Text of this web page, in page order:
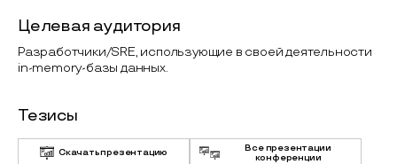
Целевая аудитория
Разработчики/SRE, использующие в своей деятельности
in-memory-базы данных.
Тезисы
Скачать презентацию
Все презентации
конференции